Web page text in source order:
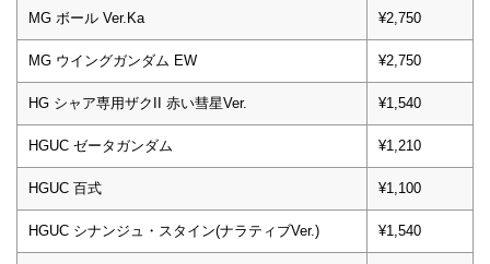
MG ボール Ver.Ka ¥2,750
MG ウイングガンダム EW ¥2,750
HG シャア専用ザクII 赤い彗星Ver. ¥1,540
HGUC ゼータガンダム ¥1,210
HGUC 百式 ¥1,100
HGUC シナンジュ・スタイン(ナラティブVer.) ¥1,540